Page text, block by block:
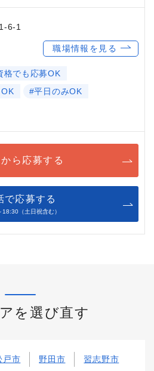
6-1
職場情報を見る
格でも応募OK
#平日のみOK
ら応募する
で応募する
18:30（土日祝含む）
アを選び直す
戸市 野田市 習志野市